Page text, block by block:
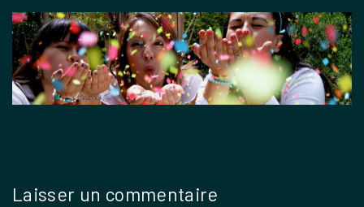
Laisser un commentaire